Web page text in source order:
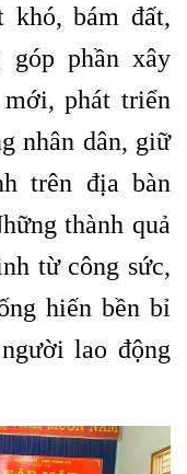
bám đất,
góp phần xây
phát triển
nhân dân, giữ
trên địa bàn
thành quả
từ công sức,
hiến bền bỉ
lao động